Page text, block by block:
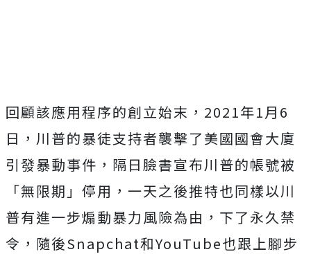
回顧該應用程序的創立始末，2021年1月6
日，川普的暴徒支持者襲擊了美國國會大廈
引發暴動事件，隔日臉書宣布川普的帳號被
「無限期」停用，一天之後推特也同樣以川
普有進一步煽動暴力風險為由，下了永久禁
令，隨後Snapchat和YouTube也跟上腳步